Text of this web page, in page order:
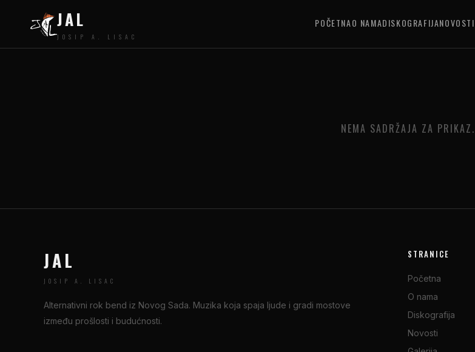
JAL
JOSIP A. LISAC
POČETNAO NAMADISKOGRAFIJANOVOSTI
NEMA SADRŽAJA ZA PRIKAZ.
JAL
JOSIP A. LISAC
Alternativni rok bend iz Novog Sada. Muzika koja spaja ljude i gradi mostove
između prošlosti i budućnosti.
STRANICE
Početna
O nama
Diskografija
Novosti